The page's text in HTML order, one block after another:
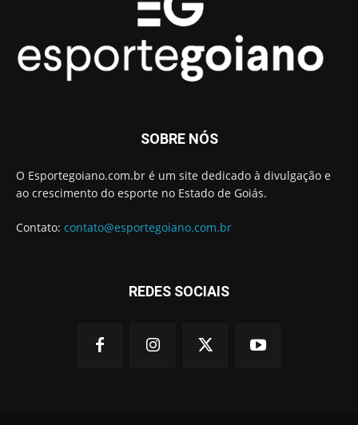
SOBRE NÓS
O Esportegoiano.com.br é um site dedicado à divulgação e
ao crescimento do esporte no Estado de Goiás.
Contato: contato@esportegoiano.com.br
REDES SOCIAIS